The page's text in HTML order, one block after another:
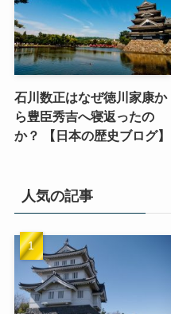
石川数正はなぜ徳川家康か
ら豊臣秀吉へ寝返ったの
か？ 【日本の歴史ブログ】
人気の記事